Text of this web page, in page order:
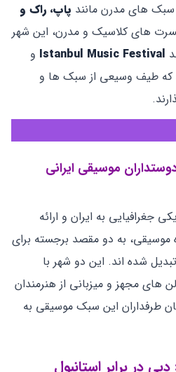
های مدرن مانند پاپ، راک و
‌های کلاسیک و مدرن، این شهر
Istanbul Music Festival و
طیف وسیعی از سبک ‌ها و
موسیقی ایرانی
جغرافیایی به ایران و ارائه
به دو مقصد برجسته برای
شده‌ اند. این دو شهر با
های مجهز و میزبانی از هنرمندان
طرفداران این سبک موسیقی به
در برابر استانبول